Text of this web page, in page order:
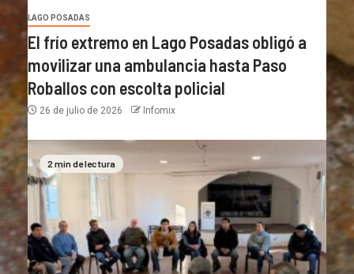
LAGO POSADAS
El frío extremo en Lago Posadas obligó a
movilizar una ambulancia hasta Paso
Roballos con escolta policial
26 de julio de 2026 Infomix
2 min de lectura